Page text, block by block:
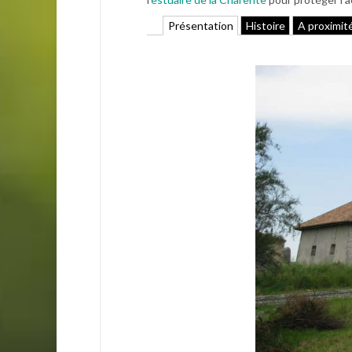
Présentation
Histoire A